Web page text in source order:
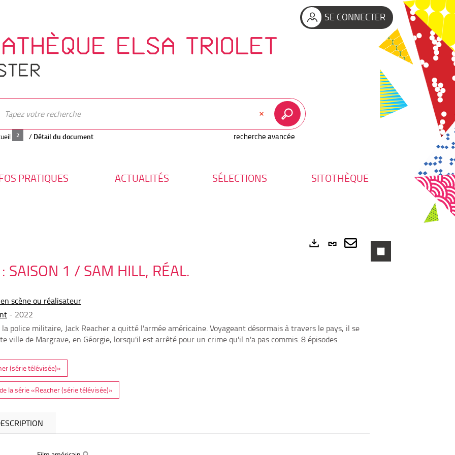
SE CONNECTER
ELSA TRIOLET
recherche avancée
/ Détail du document
PRATIQUES ACTUALITÉS SÉLECTIONS SITOTHÈQUE
Lien
permanent
Envoyer
SAISON 1 / SAM HILL, RÉAL.
scène ou réalisateur
- 2022
police militaire, Jack Reacher a quitté l'armée américaine. Voyageant désormais à travers le pays, il se
ville de Margrave, en Géorgie, lorsqu'il est arrêté pour un crime qu'il n'a pas commis. 8 épisodes.
(série télévisée)»
la série «Reacher (série télévisée)»